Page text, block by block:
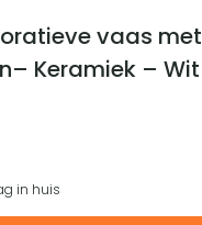
vaas met
Keramiek – Wit
in huis